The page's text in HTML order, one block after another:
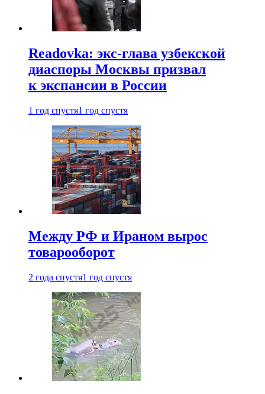
Readovka: экс-глава узбекской
диаспоры Москвы призвал
к экспансии в России
1 год спустя1 год спустя
Между РФ и Ираном вырос
товарооборот
2 года спустя1 год спустя